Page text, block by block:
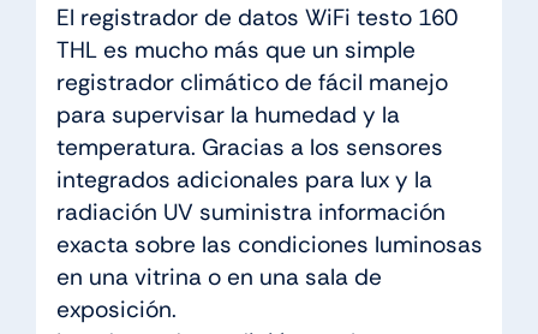
El registrador de datos WiFi testo 160
THL es mucho más que un simple
registrador climático de fácil manejo
para supervisar la humedad y la
temperatura. Gracias a los sensores
integrados adicionales para lux y la
radiación UV suministra información
exacta sobre las condiciones luminosas
en una vitrina o en una sala de
exposición.